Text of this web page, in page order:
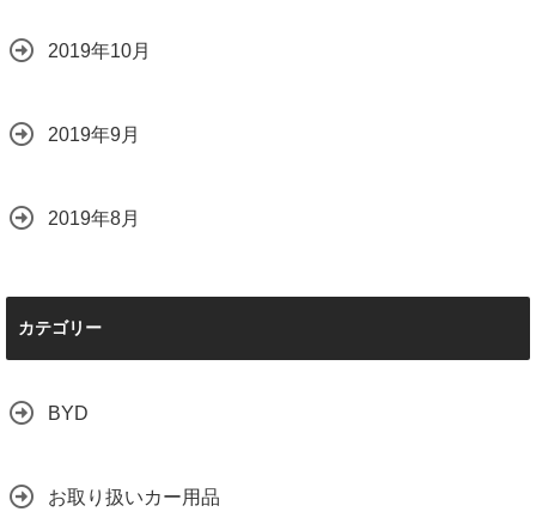
2019年10月
2019年9月
2019年8月
カテゴリー
BYD
お取り扱いカー用品